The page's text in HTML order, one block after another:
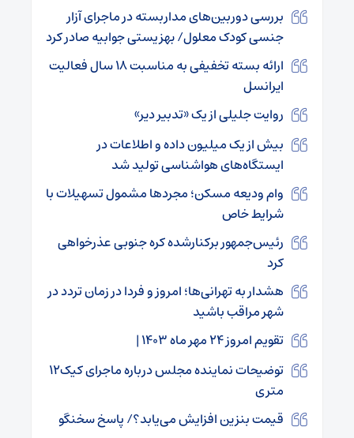
بررسی دوربین‌های مداربسته در ماجرای آزار
جنسی کودک معلول/ بهزیستی جوابیه صادر کرد
ارائه بسته تخفیفی به مناسبت ۱۸ سال فعالیت
ایرانسل
روایت جلیلی از یک «تدبیر دیر»
بیش از یک میلیون داده و اطلاعات در
ایستگاه‌های هواشناسی تولید شد
وام ودیعه مسکن؛ مجردها مشمول تسهیلات با
شرایط خاص
رئیس‌جمهور برکنارشده کره جنوبی عذرخواهی
کرد
هشدار به تهرانی‌ها؛ امروز و فردا در زمان تردد در
شهر مراقب باشید
تقویم امروز ۲۴ مهر ماه ۱۴۰۳ |
توضیحات نماینده مجلس درباره ماجرای کیک۱۲
متری
قیمت بنزین افزایش می‌یابد؟/ پاسخ سخنگو